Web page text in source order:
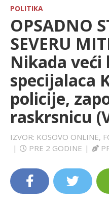
HRONIKA
FARMERI
TV
SPORT
LIFESTYLE
POLITIKA
OPSADNO
SEVERU
Nikada veći
specijalaca
policije,
raskrsnicu
IZVOR: KOSOVO ONLINE,
|
PRE 2 GODINE |